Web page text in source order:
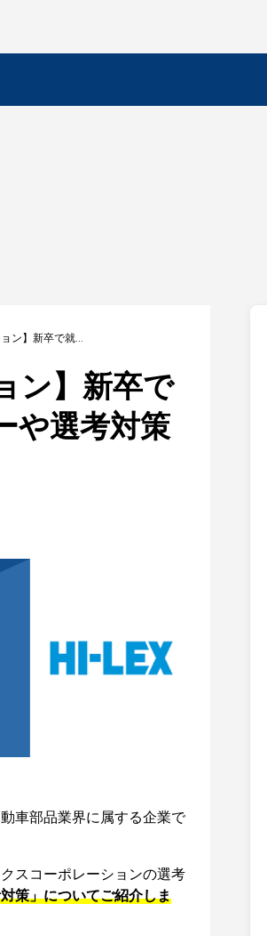
【ハイレックスコーポレーション】新卒で就職するためには？採用フローや選考対策を徹底解説！
ン】新卒で
や選考対策
車部品業界に属する企業で
スコーポレーションの選考
策」についてご紹介しま